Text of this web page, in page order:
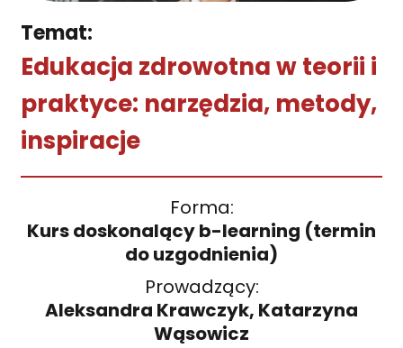
Temat:
Edukacja zdrowotna w teorii i
praktyce: narzędzia, metody,
inspiracje
Forma:
Kurs doskonalący b-learning (termin
do uzgodnienia)
Prowadzący:
Aleksandra Krawczyk, Katarzyna
Wąsowicz